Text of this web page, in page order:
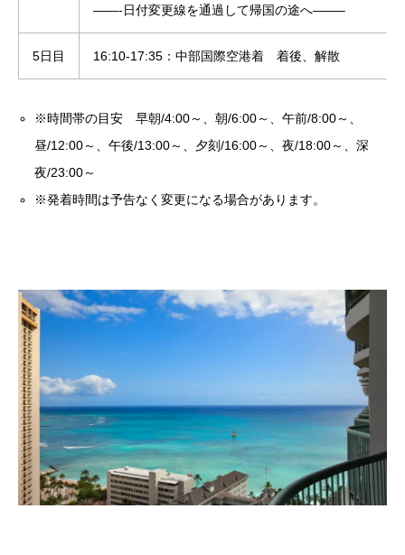
——-日付変更線を通過して帰国の途へ——–
5日目 16:10-17:35：中部国際空港着 着後、解散
※時間帯の目安 早朝/4:00～、朝/6:00～、午前/8:00～、
昼/12:00～、午後/13:00～、夕刻/16:00～、夜/18:00～、深
夜/23:00～
※発着時間は予告なく変更になる場合があります。